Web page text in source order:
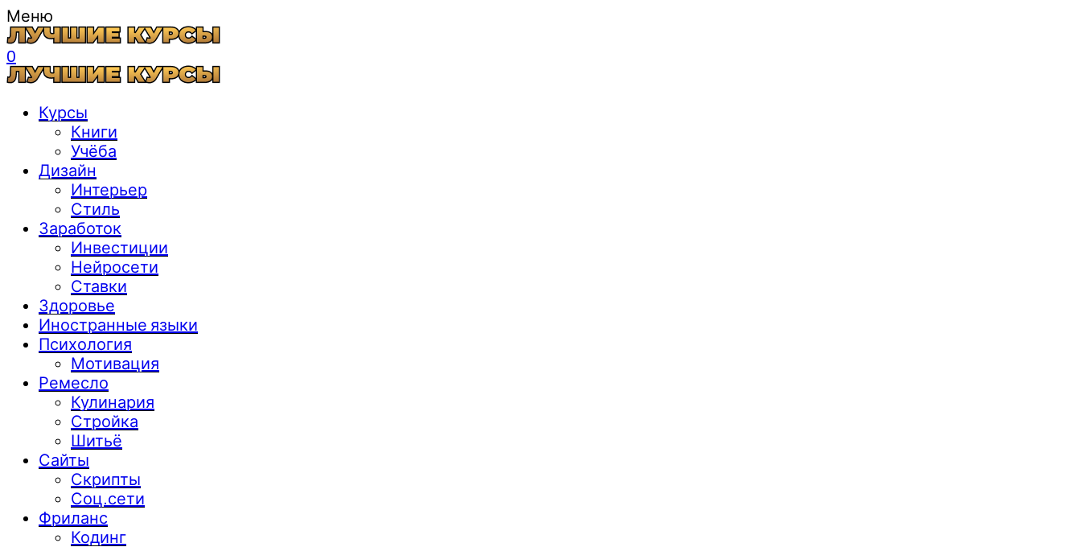
Меню
0
Курсы
Книги
Учёба
Дизайн
Интерьер
Стиль
Заработок
Инвестиции
Нейросети
Ставки
Здоровье
Иностранные языки
Психология
Мотивация
Ремесло
Кулинария
Стройка
Шитьё
Сайты
Скрипты
Соц.сети
Фриланс
Кодинг